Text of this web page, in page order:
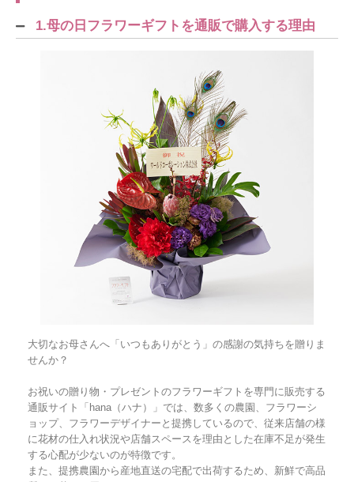
1.母の日フラワーギフトを通販で購入する理由
大切なお母さんへ「いつもありがとう」の感謝の気持ちを贈りま
せんか？
お祝いの贈り物・プレゼントのフラワーギフトを専門に販売する
通販サイト「hana（ハナ）」では、数多くの農園、フラワーシ
ョップ、フラワーデザイナーと提携しているので、従来店舗の様
に花材の仕入れ状況や店舗スペースを理由とした在庫不足が発生
する心配が少ないのが特徴です。
また、提携農園から産地直送の宅配で出荷するため、新鮮で高品